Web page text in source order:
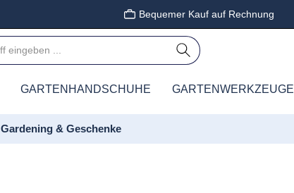
Bequemer Kauf auf Rechnung
GARTENHANDSCHUHE GARTENWERKZEUGE
Gardening & Geschenke